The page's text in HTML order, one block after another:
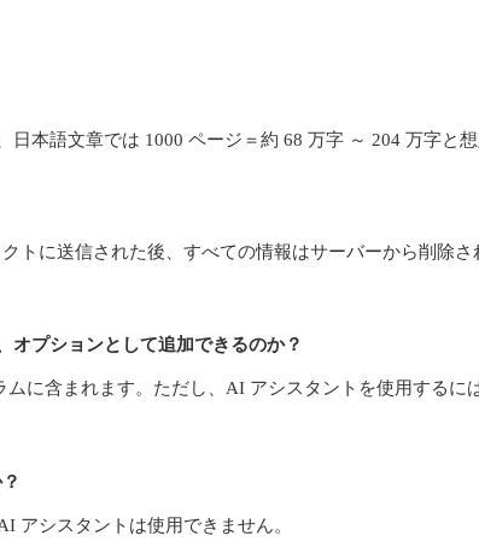
本語文章では 1000 ページ＝約 68 万字 ～ 204 万字と想
トに送信された後、すべての情報はサーバーから削除
オプションとして追加できるのか？
に含まれます。ただし、AI アシスタントを使用するに
アシスタントは使用できません。